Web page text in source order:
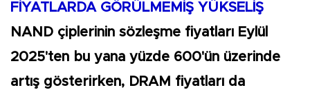
FİYATLARDA GÖRÜLMEMİŞ YÜKSELİŞ
NAND çiplerinin sözleşme fiyatları Eylül
2025'ten bu yana yüzde 600'ün üzerinde
artış gösterirken, DRAM fiyatları da